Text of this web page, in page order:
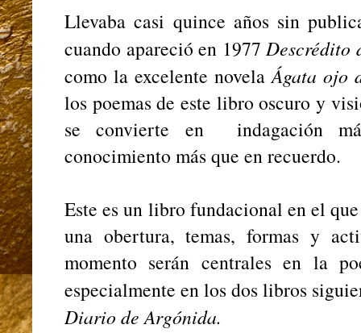
Llevaba casi quince años sin
cuando apareció en 1977 Descrédito
como la excelente novelaÁgata ojo
los poemas de este libro oscuro y
se convierte en indagación
conocimiento más que en recuerdo.
Este es un libro fundacional en el
una obertura, temas, formas y
momento serán centrales en la
especialmente en los dos libros
Diario de Argónida.